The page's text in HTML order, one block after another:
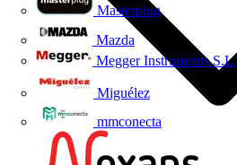
Masterplug
Mazda
Megger Instruments S.L.
Miguélez
mmconecta